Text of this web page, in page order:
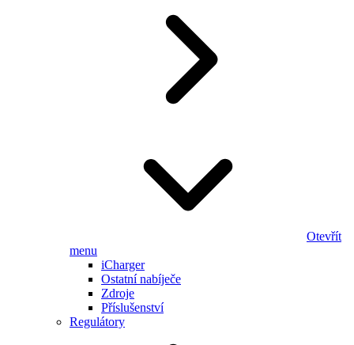
Otevřít
menu
iCharger
Ostatní nabíječe
Zdroje
Příslušenství
Regulátory